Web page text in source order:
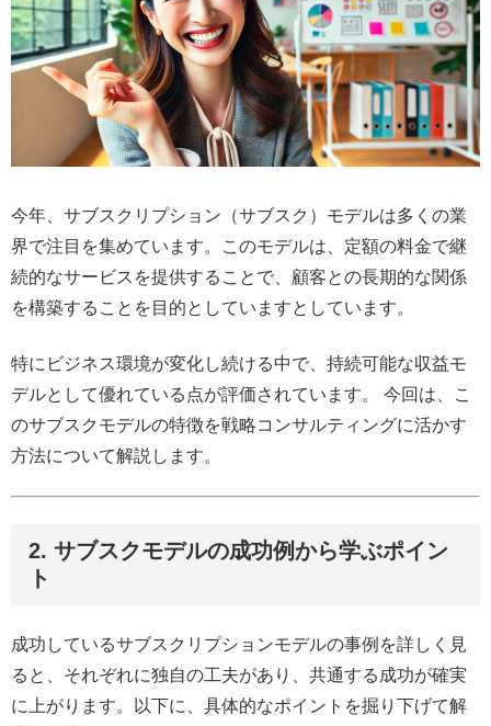
今年、サブスクリプション（サブスク）モデルは多くの業
界で注目を集めています。このモデルは、定額の料金で継
続的なサービスを提供することで、顧客との長期的な関係
を構築することを目的としていますとしています。
特にビジネス環境が変化し続ける中で、持続可能な収益モ
デルとして優れている点が評価されています。 今回は、こ
のサブスクモデルの特徴を戦略コンサルティングに活かす
方法について解説します。
2. サブスクモデルの成功例から学ぶポイン
ト
成功しているサブスクリプションモデルの事例を詳しく見
ると、それぞれに独自の工夫があり、共通する成功が確実
に上がります。以下に、具体的なポイントを掘り下げて解